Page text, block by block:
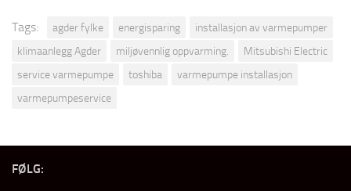
Tags: agder fylke energisparing
installasjon av varmepumper
klimaanlegg Agder
miljøvennlig oppvarming.
Mitsubishi Electric
service varmepumpe
toshiba
varmepumpe installasjon
varmepumpeservice
FØLG: